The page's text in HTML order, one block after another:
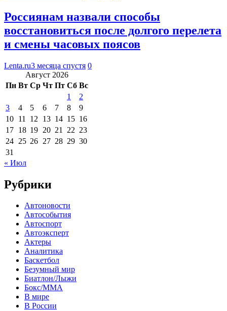
Россиянам назвали способы
восстановиться после долгого перелета
и смены часовых поясов
Lenta.ru3 месяца спустя 0
Август 2026
Пн Вт Ср Чт Пт Сб Вс
1
2
3
4 5 6 7 8
9
10 11 12 13 14 15 16
17 18 19 20 21 22 23
24 25 26 27 28 29 30
31
« Июл
Рубрики
Автоновости
Автособытия
Автоспорт
Автоэксперт
Актеры
Аналитика
Баскетбол
Безумный мир
Биатлон/Лыжи
Бокс/MMA
В мире
В России